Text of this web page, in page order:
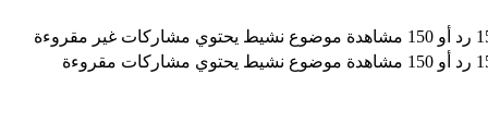
موضوع نشيط يحتوي مشاركات غير مقروءة
موضوع نشيط يحتوي مشاركات مقروءة